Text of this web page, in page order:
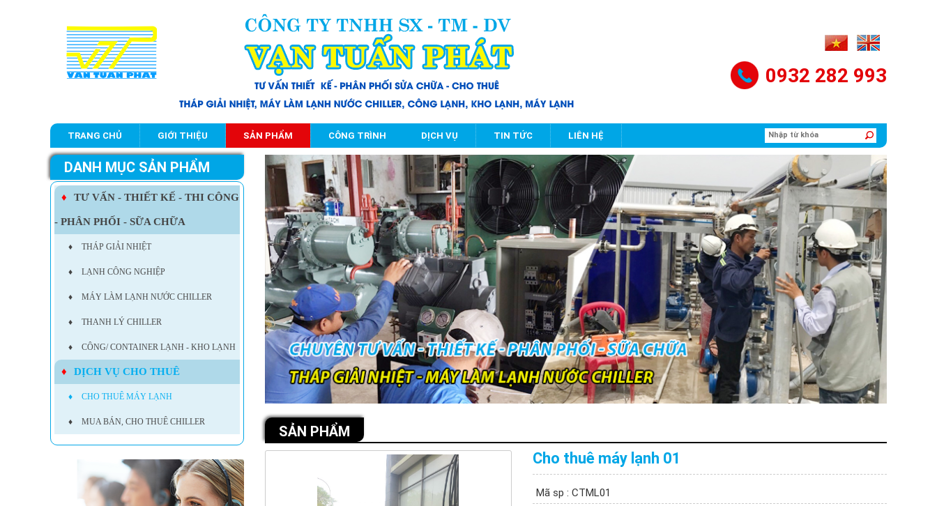
0932 282 993
TRANG CHỦ GIỚI THIỆU SẢN PHẨM CÔNG TRÌNH DỊCH VỤ TIN TỨC LIÊN HỆ
DANH MỤC SẢN PHẨM
♦ TƯ VẤN - THIẾT KẾ - THI CÔNG
- PHÂN PHỐI - SỮA CHỮA
♦ THÁP GIẢI NHIỆT
♦ LẠNH CÔNG NGHIỆP
♦ MÁY LÀM LẠNH NƯỚC CHILLER
♦ THANH LÝ CHILLER
♦ CÔNG/ CONTAINER LẠNH - KHO LẠNH
♦ DỊCH VỤ CHO THUÊ
♦ CHO THUÊ MÁY LẠNH
♦ MUA BÁN, CHO THUÊ CHILLER
SẢN PHẨM
Cho thuê máy lạnh 01
Mã sp : CTML01